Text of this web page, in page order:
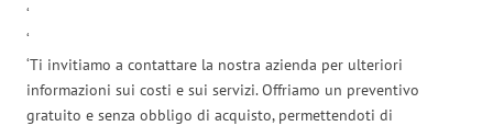
‘
‘
‘Ti invitiamo a contattare la nostra azienda per ulteriori
informazioni sui costi e sui servizi. Offriamo un preventivo
gratuito e senza obbligo di acquisto, permettendoti di